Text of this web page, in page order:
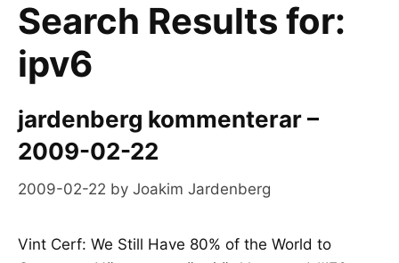
Search Results for:
ipv6
jardenberg kommenterar –
2009-02-22
2009-02-22 by Joakim Jardenberg
Vint Cerf: We Still Have 80% of the World to